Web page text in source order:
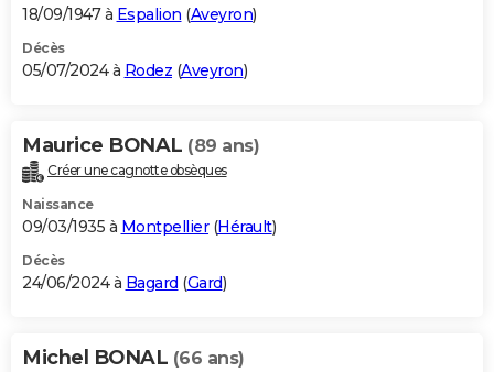
18/09/1947 à Espalion (Aveyron)
Décès
05/07/2024 à Rodez (Aveyron)
Maurice BONAL (89 ans)
Créer une cagnotte obsèques
Naissance
09/03/1935 à Montpellier(Hérault)
Décès
24/06/2024 à Bagard (Gard)
Michel BONAL (66 ans)